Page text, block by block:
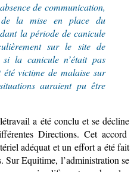
de communication,
de la mise en place du
la période de canicule
sur le site de
la canicule n’était pas
été victime de malaise sur
auraient pu être
a été conclu et sedécline
Directions. Cet accord
adéquat et un effort a été fait
. SurEquitime, l’administration se